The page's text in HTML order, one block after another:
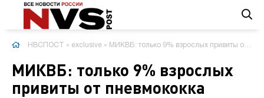
НВСПОСТ » exclusive » МИКВБ: только 9% взрослых привиты от пневмококка
МИКВБ: только 9% взрослых
привиты от пневмококка